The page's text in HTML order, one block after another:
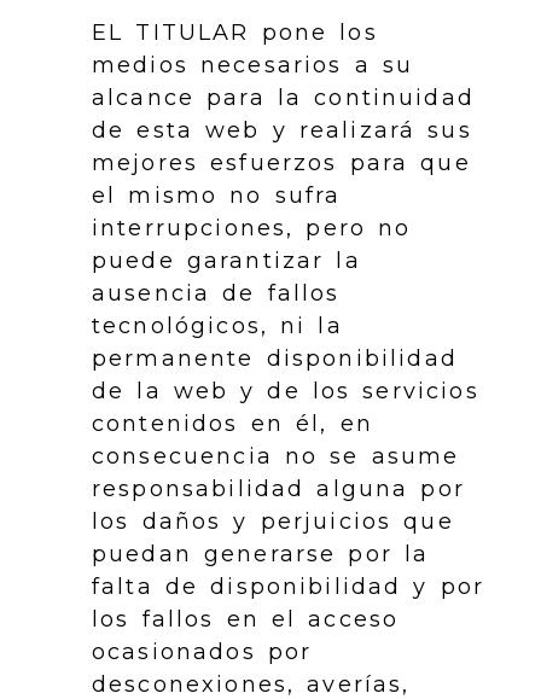
EL TITULAR pone los
medios necesarios a su
alcance para la continuidad
de esta web y realizará sus
mejores esfuerzos para que
el mismo no sufra
interrupciones, pero no
puede garantizar la
ausencia de fallos
tecnológicos, ni la
permanente disponibilidad
de la web y de los servicios
contenidos en él, en
consecuencia no se asume
responsabilidad alguna por
los daños y perjuicios que
puedan generarse por la
falta de disponibilidad y por
los fallos en el acceso
ocasionados por
desconexiones, averías,